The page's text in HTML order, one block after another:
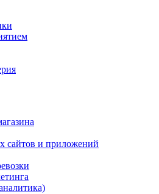
сайтов и приложений